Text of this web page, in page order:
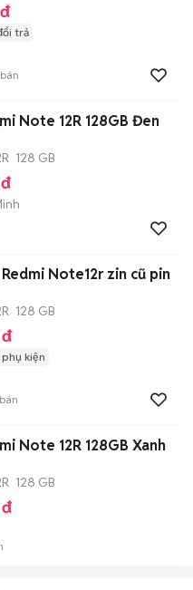
trả
Note 12R 128GB Đen
128 GB
Note12r zin cũ pin
128 GB
phụ kiện
Note 12R 128GB Xanh
128 GB